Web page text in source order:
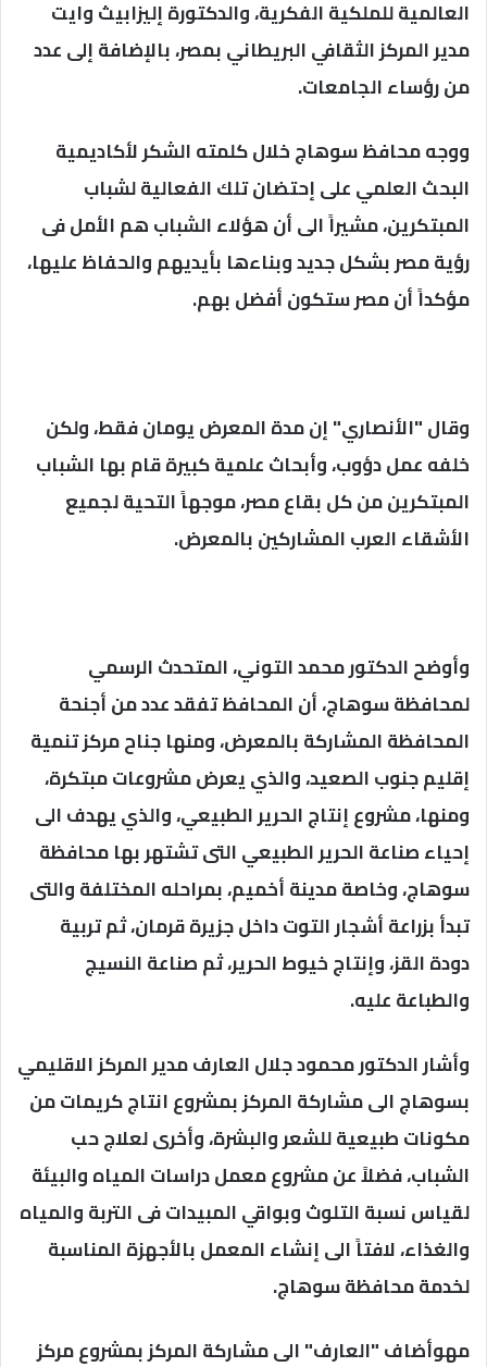
العالمية للملكية الفكرية، والدكتورة إليزابيث وايت
مدير المركز الثقافي البريطاني بمصر، بالإضافة إلى عدد
من رؤساء الجامعات.
ووجه محافظ سوهاج خلال كلمته الشكر لأكاديمية
البحث العلمي على إحتضان تلك الفعالية لشباب
المبتكرين، مشيراً الى أن هؤلاء الشباب هم الأمل فى
رؤية مصر بشكل جديد وبناءها بأيديهم والحفاظ عليها،
مؤكداً أن مصر ستكون أفضل بهم.
وقال "الأنصاري" إن مدة المعرض يومان فقط، ولكن
خلفه عمل دؤوب، وأبحاث علمية كبيرة قام بها الشباب
المبتكرين من كل بقاع مصر، موجهاً التحية لجميع
الأشقاء العرب المشاركين بالمعرض.
وأوضح الدكتور محمد التوني، المتحدث الرسمي
لمحافظة سوهاج، أن المحافظ تفقد عدد من أجنحة
المحافظة المشاركة بالمعرض، ومنها جناح مركز تنمية
إقليم جنوب الصعيد، والذي يعرض مشروعات مبتكرة،
ومنها، مشروع إنتاج الحرير الطبيعي، والذي يهدف الى
إحياء صناعة الحرير الطبيعي التى تشتهر بها محافظة
سوهاج، وخاصة مدينة أخميم، بمراحله المختلفة والتى
تبدأ بزراعة أشجار التوت داخل جزيرة قرمان، ثم تربية
دودة القز، وإنتاج خيوط الحرير، ثم صناعة النسيج
والطباعة عليه.
وأشار الدكتور محمود جلال العارف مدير المركز الاقليمي
بسوهاج الى مشاركة المركز بمشروع انتاج كريمات من
مكونات طبيعية للشعر والبشرة، وأخرى لعلاج حب
الشباب، فضلاً عن مشروع معمل دراسات المياه والبيئة
لقياس نسبة التلوث وبواقي المبيدات فى التربة والمياه
والغذاء، لافتاً الى إنشاء المعمل بالأجهزة المناسبة
لخدمة محافظة سوهاج.
مهوأضاف "العارف" الى مشاركة المركز بمشروع مركز